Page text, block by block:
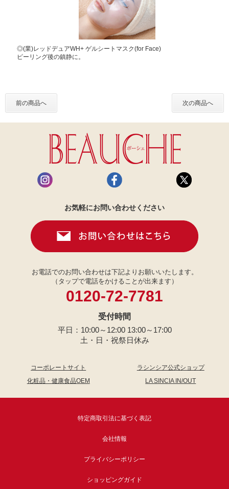
◎(業)レッドデュアWH+ ゲルシートマスク(for Face)
ピーリング後の鎮静に。
前の商品へ 次の商品へ
お気軽にお問い合わせください
お電話でのお問い合わせは下記よりお願いいたします。
（タップで電話をかけることが出来ます）
0120-72-7781
受付時間
平日：10:00～12:00 13:00～17:00
土・日・祝祭日休み
コーポレートサイト
ラシンシア公式ショップ
化粧品・健康食品OEM
LA SINCIA IN/OUT
特定商取引法に基づく表記
会社情報
プライバシーポリシー
ショッピングガイド